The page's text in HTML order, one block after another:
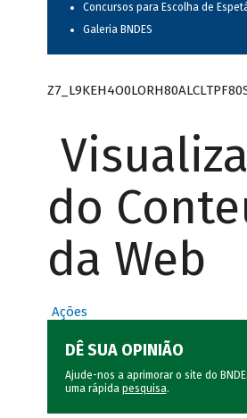
Concursos para Escolha de
Galeria BNDES
do
da Web
Ações
DÊ SUA OPINIÃO
Ajude-nos a aprimorar o site do
uma rápida pesquisa.